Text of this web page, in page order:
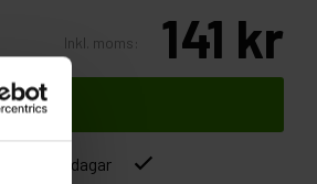
Inkl. moms: 141 kr
inom 1-5 dagar